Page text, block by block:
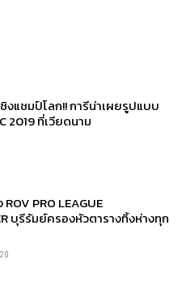
งแชมป์โลก!! การีน่าเผยรูปแบบ
2019 ที่เวียดนาม
PRO LEAGUE
บุรีรัมย์ครองหัวตารางทิ้งห่างทุก